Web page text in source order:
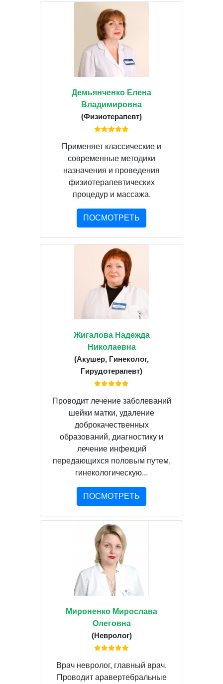
Демьянченко Елена
Владимировна
(Физиотерапевт)
Применяет классические и
современные методики
назначения и проведения
физиотерапевтических
процедур и массажа.
ПОСМОТРЕТЬ
Жигалова Надежда
Николаевна
(Акушер, Гинеколог,
Гирудотерапевт)
Проводит лечение заболеваний
шейки матки, удаление
доброкачественных
образований, диагностику и
лечение инфекций
передающихся половым путем,
гинекологическую...
ПОСМОТРЕТЬ
Мироненко Мирослава
Олеговна
(Невролог)
Врач невролог, главный врач.
Проводит аравертебральные